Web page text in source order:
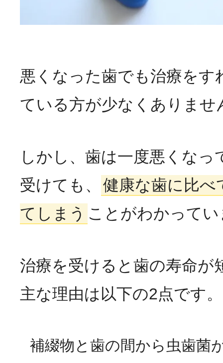
悪くなった歯でも治療をす
ている方が少なくありませ
しかし、歯は一度悪くなっ
受けても、
健康な歯に比べ
てしまう ことがわかって
治療を受けると歯の寿命が
主な理由は以下の2点です。
補綴物と歯の間から虫歯菌